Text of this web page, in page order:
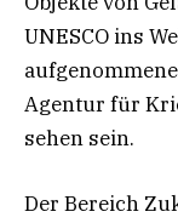
UNESCO ins
Agentur für
sehen sein.
Der Bereich